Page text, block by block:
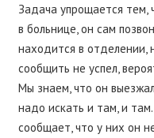
Задача упрощается
в больнице, он сам
находится в отделении,
сообщить не успел,
Мы знаем, что он
надо искать и там, и
сообщает, что у них он